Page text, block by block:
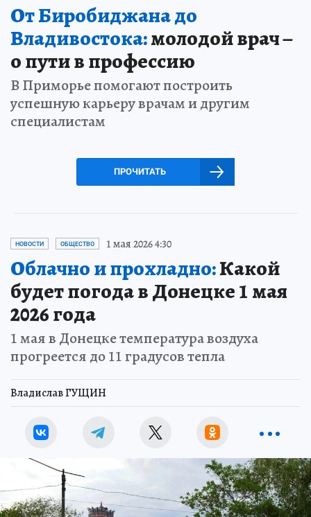
От Биробиджана до
Владивостока:молодой врач –
о пути в профессию
В Приморье помогают построить
успешную карьеру врачам и другим
специалистам
ПРОЧИТАТЬ
НОВОСТИ ОБЩЕСТВО 1 мая 2026 4:30
Облачно и прохладно:Какой
будет погода в Донецке 1 мая
2026 года
1 мая в Донецке температура воздуха
прогреется до 11 градусов тепла
Владислав ГУЩИН